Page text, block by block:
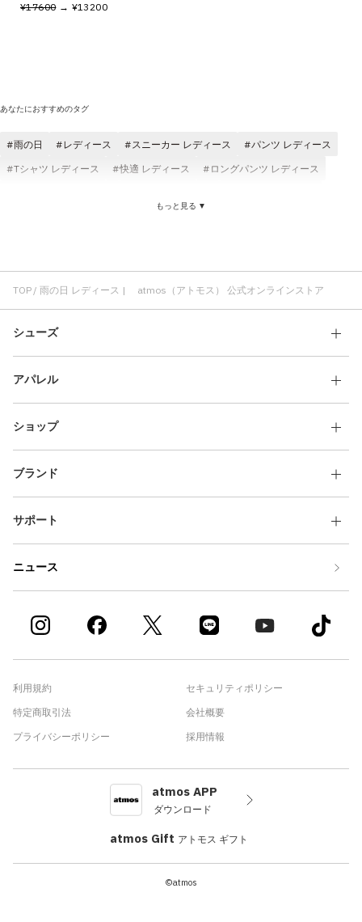
¥17600→ ¥13200
あなたにおすすめのタグ
雨の日 レディース スニーカー レディース
パンツ レディース
Tシャツ レディース
快適 レディース
ロングパンツ レディース
高耐久パフォーマンス 雨の日
もっと見る ▼
TOP 雨の日 レディース | atmos（アトモス） 公式オンラインストア
シューズ
アパレル
ショップ
ブランド
サポート
ニュース
利用規約
特定商取引法
プライバシーポリシー
セキュリティポリシー
会社概要
採用情報
atmos APP
ダウンロード
atmos Gift アトモス ギフト
©atmos